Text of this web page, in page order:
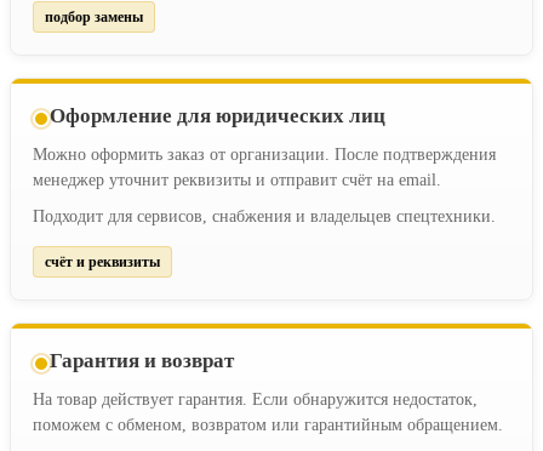
подбор замены
Оформление для юридических лиц
Можно оформить заказ от организации. После подтверждения
менеджер уточнит реквизиты и отправит счёт на email.
Подходит для сервисов, снабжения и владельцев спецтехники.
счёт и реквизиты
Гарантия и возврат
На товар действует гарантия. Если обнаружится недостаток,
поможем с обменом, возвратом или гарантийным обращением.